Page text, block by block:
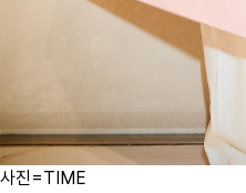
사진=TIME